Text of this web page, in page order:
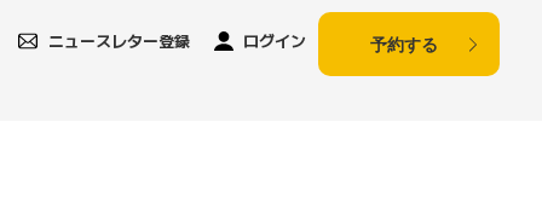
ニュースレター登録 ログイン 予約する